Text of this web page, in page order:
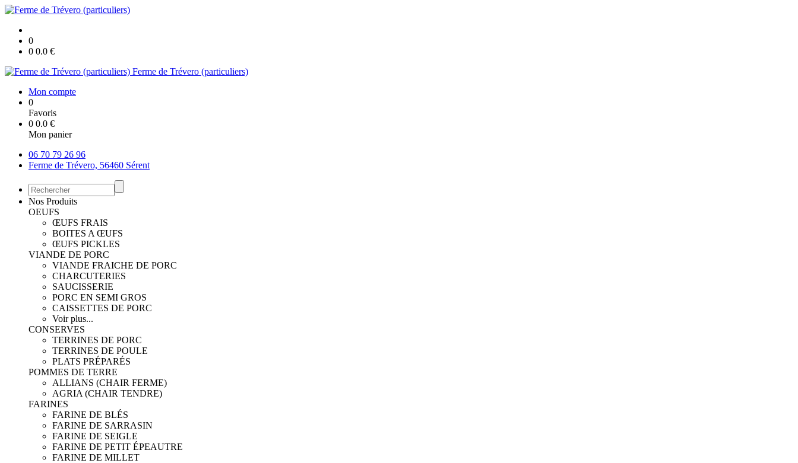
0
0 0.0 €
Ferme de Trévero (particuliers)
Mon compte
0
Favoris
0 0.0 €
Mon panier
06 70 79 26 96
Ferme de Trévero, 56460 Sérent
Nos Produits
OEUFS
ŒUFS FRAIS
BOITES A ŒUFS
ŒUFS PICKLES
VIANDE DE PORC
VIANDE FRAICHE DE PORC
CHARCUTERIES
SAUCISSERIE
PORC EN SEMI GROS
CAISSETTES DE PORC
Voir plus...
CONSERVES
TERRINES DE PORC
TERRINES DE POULE
PLATS PRÉPARÉS
POMMES DE TERRE
ALLIANS (CHAIR FERME)
AGRIA (CHAIR TENDRE)
FARINES
FARINE DE BLÉS
FARINE DE SARRASIN
FARINE DE SEIGLE
FARINE DE PETIT ÉPEAUTRE
FARINE DE MILLET